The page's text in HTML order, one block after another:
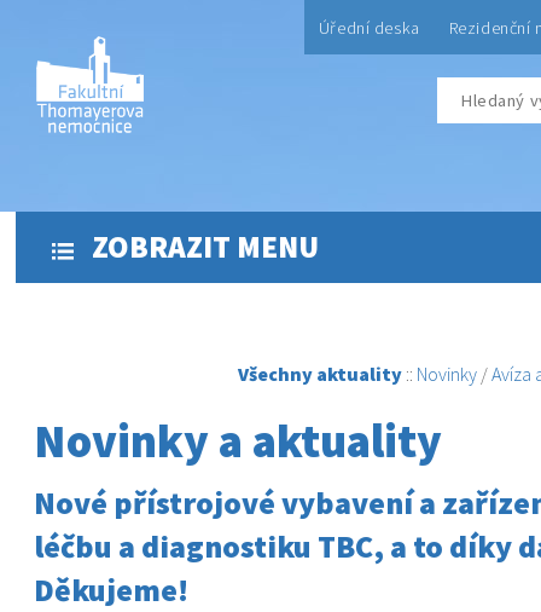
Úřední deska Rezidenční
ZOBRAZIT MENU
Všechny aktuality :: Novinky /Avíza
Novinky a aktuality
Nové přístrojové vybavení a
léčbu a diagnostiku TBC, a to díky
Děkujeme!